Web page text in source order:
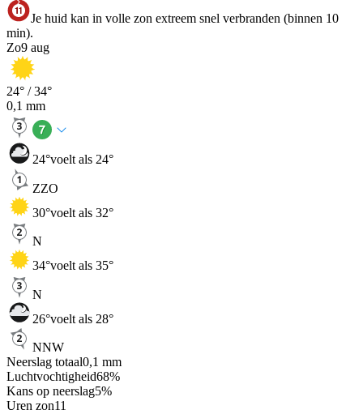
Je huid kan in volle zon extreem snel verbranden (binnen 10
min).
Zo9 aug
24° /34°
0,1 mm
24°voelt als 24°
ZZO
30°voelt als 32°
N
34°voelt als 35°
N
26°voelt als 28°
NNW
Neerslag totaal0,1 mm
Luchtvochtigheid68%
Kans op neerslag5%
Uren zon11